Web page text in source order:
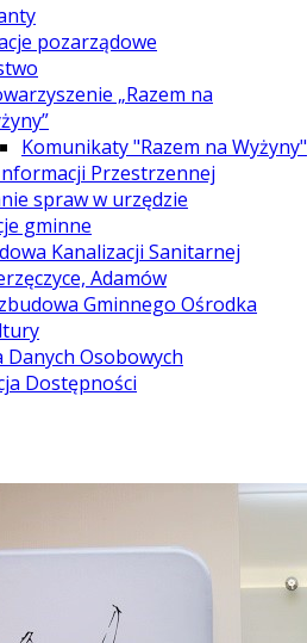
pozarządowe
„Razem na
Komunikaty "Razem na Wyżyny"
Przestrzennej
spraw w urzędzie
gminne
Kanalizacji Sanitarnej
Adamów
Gminnego Ośrodka
Danych Osobowych
Dostępności